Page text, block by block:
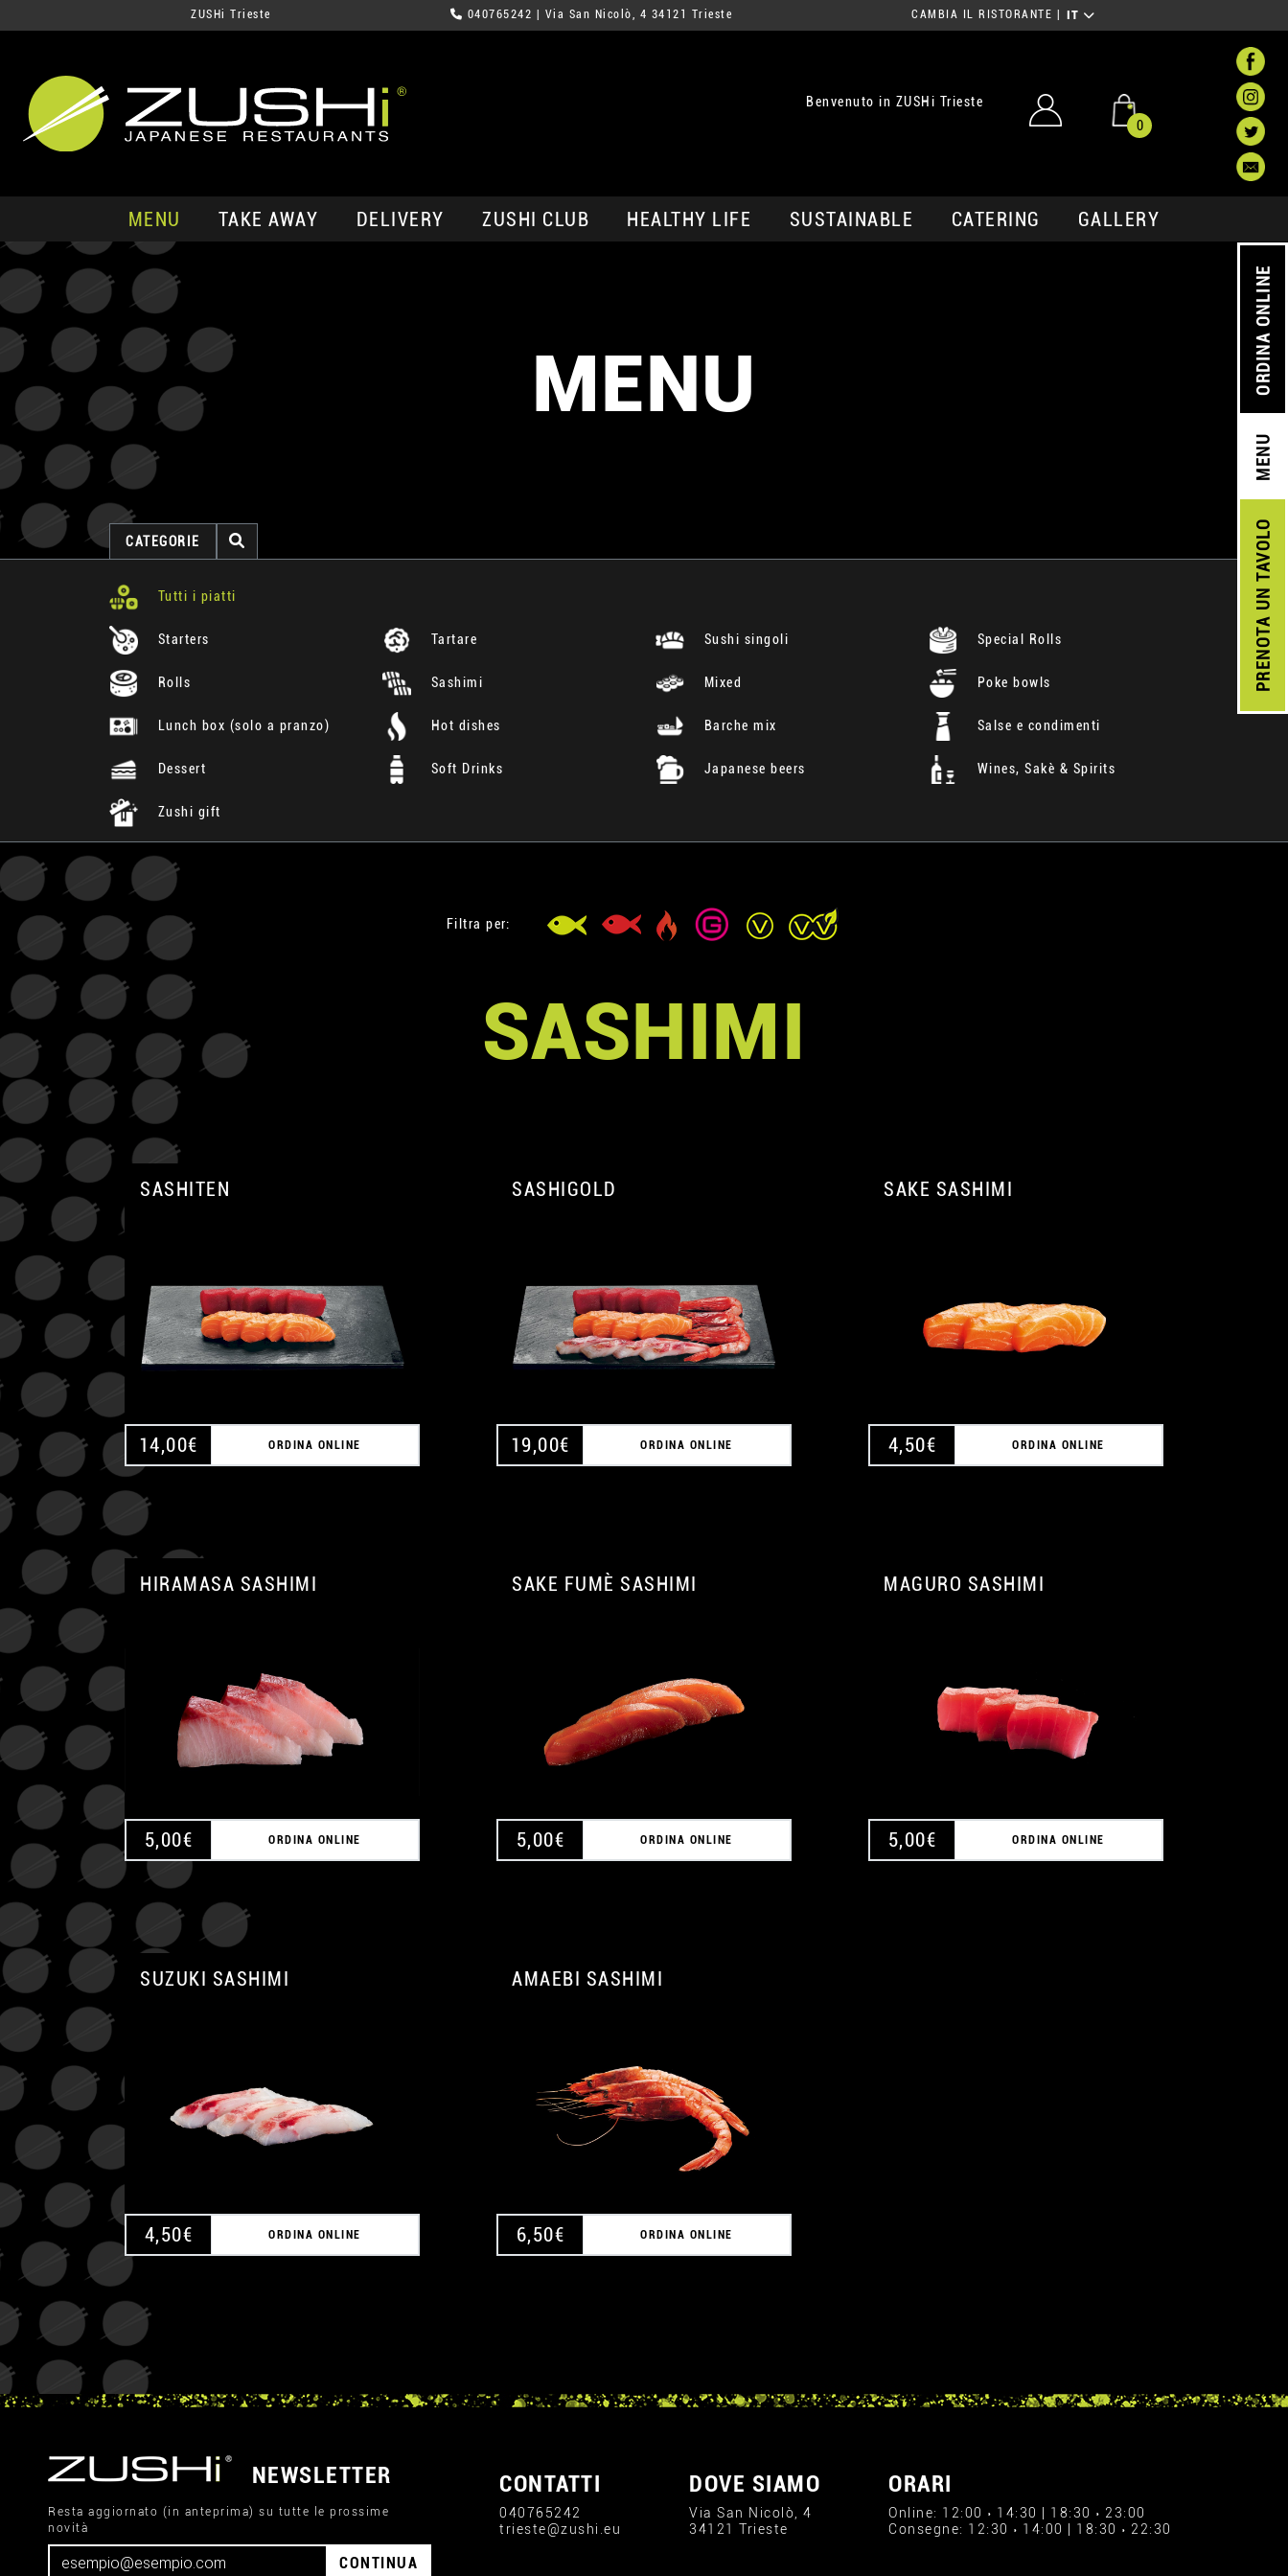
ZUSHi Trieste 040765242 | Via San Nicolò, 4 34121 Trieste CAMBIA IL RISTORANTE IT
Benvenuto in ZUSHi Trieste
0
MENU TAKE AWAY DELIVERY ZUSHI CLUB HEALTHY LIFE SUSTAINABLE CATERING GALLERY
PRENOTA
UN TAVOLO
MENU
ORDINA ONLINE
MENU
CATEGORIE
Tutti i piatti
Starters Tartare Sushi singoli Special Rolls
Rolls Sashimi Mixed Poke bowls
Lunch box (solo a pranzo) Hot dishes Barche mix Salse e condimenti
Dessert Soft Drinks Japanese beers Wines, Sakè & Spirits
Zushi gift
Filtra per:
SASHIMI
SASHITEN
14,00€ ORDINA ONLINE
SASHIGOLD
19,00€ ORDINA ONLINE
SAKE SASHIMI
4,50€ ORDINA ONLINE
HIRAMASA SASHIMI
5,00€ ORDINA ONLINE
SAKE FUMÈ SASHIMI
5,00€ ORDINA ONLINE
MAGURO SASHIMI
5,00€ ORDINA ONLINE
SUZUKI SASHIMI
4,50€ ORDINA ONLINE
AMAEBI SASHIMI
6,50€ ORDINA ONLINE
NEWSLETTER
Resta aggiornato (in anteprima) su tutte le prossime
novità
CONTINUA
CONTATTI
040765242
trieste@zushi.eu
DOVE SIAMO
Via San Nicolò, 4
34121 Trieste
ORARI
Online: 12:00 › 14:30 | 18:30 › 23:00
Consegne: 12:30 › 14:00 | 18:30 › 22:30